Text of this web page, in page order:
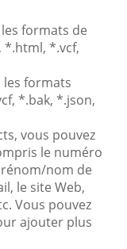
formats de
*.html, *.vcf,
formats
*.bak, *.json,
vous pouvez
le numéro
nom de
le site Web,
Vous pouvez
ajouter plus